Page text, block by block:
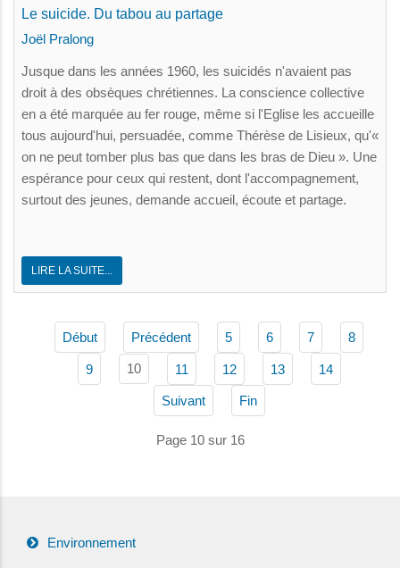
Le suicide. Du tabou au partage
Joël Pralong
Jusque dans les années 1960, les suicidés n'avaient pas
droit à des obsèques chrétiennes. La conscience collective
en a été marquée au fer rouge, même si l'Eglise les accueille
tous aujourd'hui, persuadée, comme Thérèse de Lisieux, qu'«
on ne peut tomber plus bas que dans les bras de Dieu ». Une
espérance pour ceux qui restent, dont l'accompagnement,
surtout des jeunes, demande accueil, écoute et partage.
LIRE LA SUITE...
Début Précédent 5 6 7 8
9 10 11 12 13 14
Suivant Fin
Page 10 sur 16
Environnement